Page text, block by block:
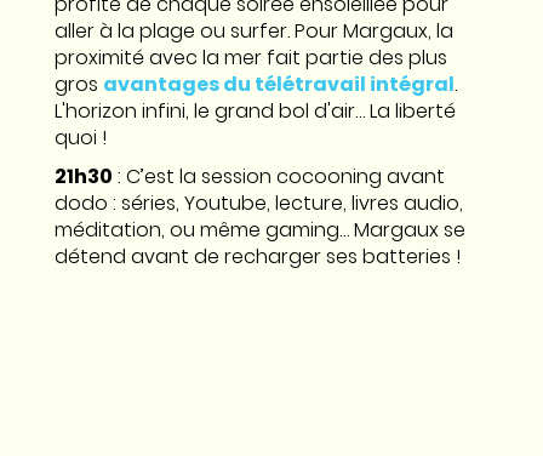
aller à la plage ou surfer. Pour Margaux, la
proximité avec la mer fait partie des plus
gros avantages du télétravail intégral.
L'horizon infini, le grand bol d'air… La liberté
quoi !
21h30 : C’est la session cocooning avant
dodo : séries, Youtube, lecture, livres audio,
méditation, ou même gaming… Margaux se
détend avant de recharger ses batteries !